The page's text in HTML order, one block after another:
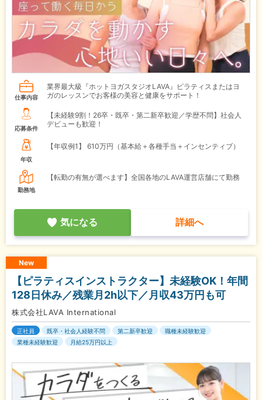
仕事内容
業界最大級『ホットヨガスタジオLAVA』ピラティスまたはヨ
ガのレッスンでお客様の美容と健康をサポート！
応募条件
【未経験9割！26卒・既卒・第二新卒歓迎／学歴不問】社会人
デビューも歓迎！
年収
【年収例1】 610万円（基本給＋各種手当＋インセンティブ）
勤務地
【転勤の有無が選べます】全国各地のLAVA運営店舗にて勤務
気になる 詳細へ
New
【ピラティスインストラクター】未経験OK！年間
128日休み／残業月2h以下／月収43万円も可
株式会社LAVA International
正社員 既卒・社会人経験不問 第二新卒歓迎
職種未経験歓迎
業種未経験歓迎
月給25万円以上